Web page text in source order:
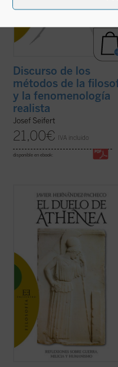
Discurso de los
métodos de la
y la fenomenología
realista
Josef Seifert
21,00€ IVA incluido
disponible en ebook:
El pacifismo se ha convertido en un
postulado de nuestra autoconciencia
moral. Con grave daño para esa
autoconciencia, pues en la indiferencia
frente a toda agresión ese pacifismo
socava las bases comunitarias sobre las
que se asienta la libertad ...